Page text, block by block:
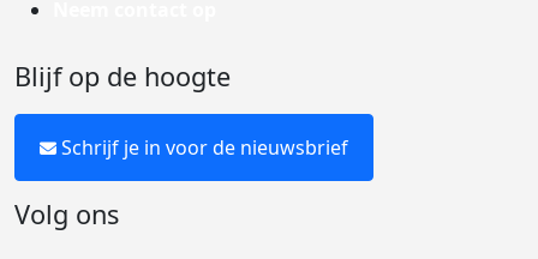
Blijf op de hoogte
Schrijf je in voor de nieuwsbrief
Volg ons